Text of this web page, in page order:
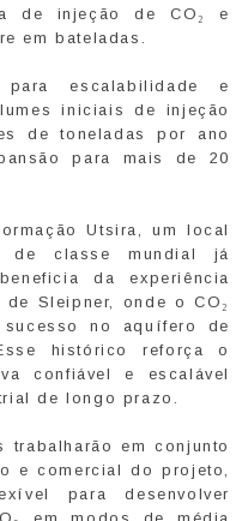
de injeção de CO₂ e
em bateladas.
escalabilidade e
iniciais de injeção
de toneladas por ano
para mais de 20
Utsira, um local
de classe mundial já
da experiência
Sleipner, onde o CO₂
sucesso no aquífero de
histórico reforça o
confiável e escalável
de longo prazo.
trabalharão em conjunto
e comercial do projeto,
para desenvolver